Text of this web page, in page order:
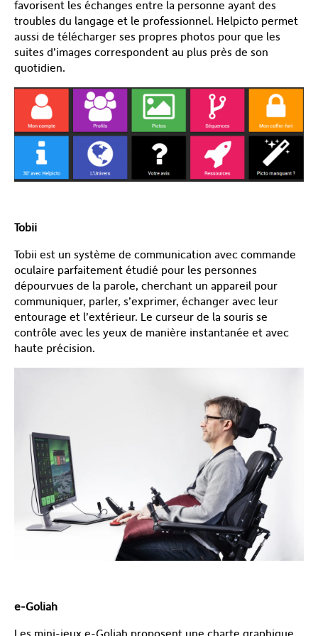
favorisent les échanges entre la personne ayant des
troubles du langage et le professionnel. Helpicto permet
aussi de télécharger ses propres photos pour que les
suites d’images correspondent au plus près de son
quotidien.
Tobii
Tobii est un système de communication avec commande
oculaire parfaitement étudié pour les personnes
dépourvues de la parole, cherchant un appareil pour
communiquer, parler, s’exprimer, échanger avec leur
entourage et l’extérieur. Le curseur de la souris se
contrôle avec les yeux de manière instantanée et avec
haute précision.
e-Goliah
Les mini-jeux e-Goliah proposent une charte graphique